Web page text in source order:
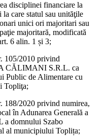
disciplinei financiare la
care statul sau unităţile
unici ori majoritari sau
majoritară, modificată
6 alin. 1 și 3;
105/2010 privind
CĂLIMANI S.R.L. ca
Public de Alimentare cu
Topliţa;
188/2020 privind numirea,
în Adunarea Generală a
domnului Szabo
al municipiului Toplița;